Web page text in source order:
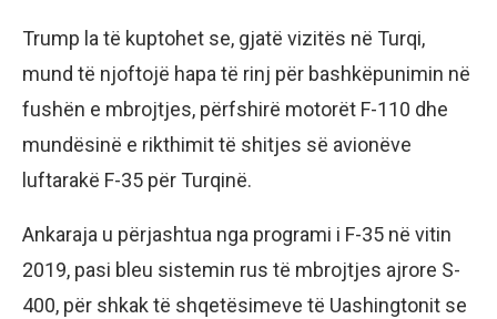
Trump la të kuptohet se, gjatë vizitës në Turqi,
mund të njoftojë hapa të rinj për bashkëpunimin në
fushën e mbrojtjes, përfshirë motorët F-110 dhe
mundësinë e rikthimit të shitjes së avionëve
luftarakë F-35 për Turqinë.
Ankaraja u përjashtua nga programi i F-35 në vitin
2019, pasi bleu sistemin rus të mbrojtjes ajrore S-
400, për shkak të shqetësimeve të Uashingtonit se